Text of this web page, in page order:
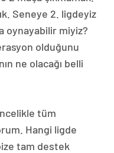
Seneye 2. ligdeyiz
oynayabilir miyiz?
olduğunu
ne olacağı belli
tüm
Hangi ligde
tam destek